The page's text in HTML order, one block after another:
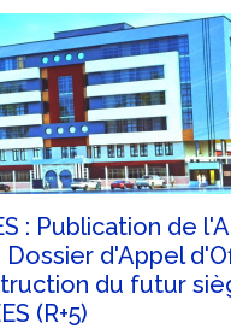
: Publication de
Dossier d'Appel
du futur
(R+5)